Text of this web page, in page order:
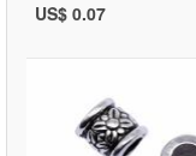
US$ 0.07